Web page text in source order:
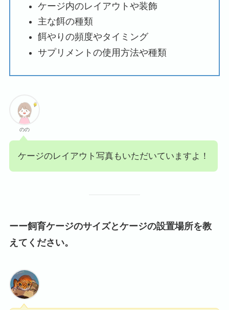
ケージ内のレイアウトや装飾
主な餌の種類
餌やりの頻度やタイミング
サプリメントの使用方法や種類
のの
ケージのレイアウト写真もいただいていますよ！
ーー飼育ケージのサイズとケージの設置場所を教
えてください。